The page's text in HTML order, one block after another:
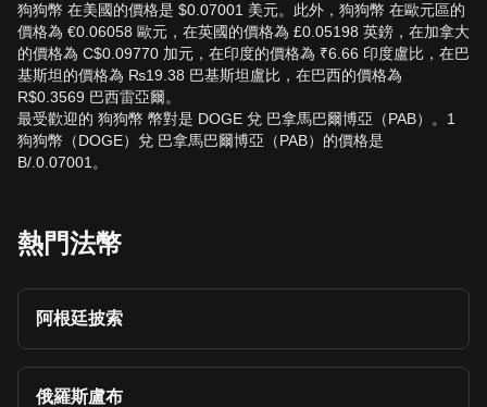
狗狗幣 在美國的價格是 $0.07001 美元。此外，狗狗幣 在歐元區的
價格為 €0.06058 歐元，在英國的價格為 £0.05198 英鎊，在加拿大
的價格為 C$0.09770 加元，在印度的價格為 ₹6.66 印度盧比，在巴
基斯坦的價格為 ₨19.38 巴基斯坦盧比，在巴西的價格為
R$0.3569 巴西雷亞爾。
最受歡迎的 狗狗幣 幣對是 DOGE 兌 巴拿馬巴爾博亞（PAB）。1
狗狗幣（DOGE）兌 巴拿馬巴爾博亞（PAB）的價格是
B/.0.07001。
熱門法幣
阿根廷披索
俄羅斯盧布